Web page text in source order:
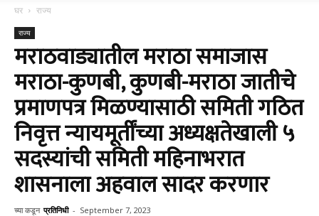
घर राज्य
राज्य
मराठवाड्यातील मराठा समाजास
मराठा-कुणबी, कुणबी-मराठा जातीचे
प्रमाणपत्र मिळण्यासाठी समिती गठित
निवृत्त न्यायमूर्तींच्या अध्यक्षतेखाली ५
सदस्यांची समिती महिनाभरात
शासनाला अहवाल सादर करणार
च्या कडून प्रतिनिधी - September 7, 2023